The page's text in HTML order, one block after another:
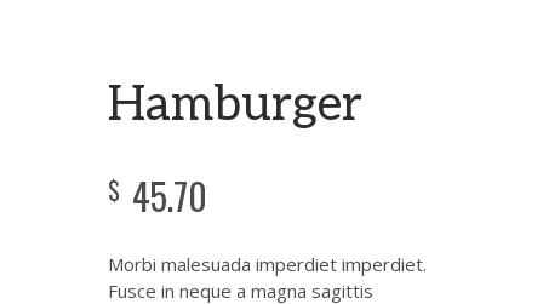
Hamburger
$ 45.70
Morbi malesuada imperdiet imperdiet.
Fusce in neque a magna sagittis